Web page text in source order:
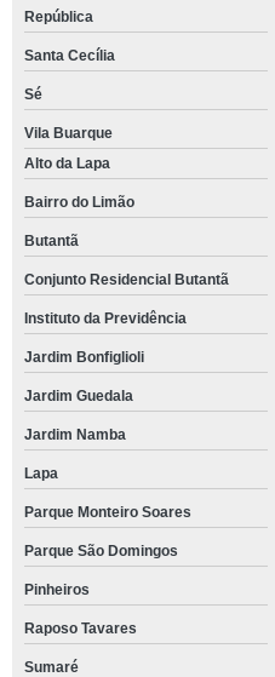
República
Santa Cecília
Sé
Vila Buarque
Alto da Lapa
Bairro do Limão
Butantã
Conjunto Residencial Butantã
Instituto da Previdência
Jardim Bonfiglioli
Jardim Guedala
Jardim Namba
Lapa
Parque Monteiro Soares
Parque São Domingos
Pinheiros
Raposo Tavares
Sumaré